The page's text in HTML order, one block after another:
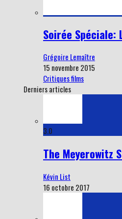
Soirée Spéciale:
Grégoire Lemaître
15 novembre 2015
Critiques films
Derniers articles
3.0
The Meyerowitz
Kévin List
16 octobre 2017